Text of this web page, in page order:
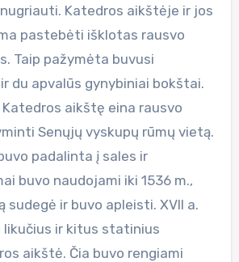
Katedros aikštėje ir jos
pastebėti išklotas rausvo
Taip pažymėta buvusi
du apvalūs gynybiniai bokštai.
aikštę eina rausvo
Senųjų vyskupų rūmų vietą.
padalinta į sales ir
buvo naudojami iki 1536 m.,
sudegė ir buvo apleisti. XVII a.
likučius ir kitus statinius
aikštė. Čia buvo rengiami